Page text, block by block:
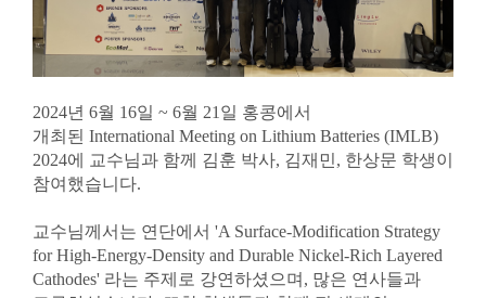
2024년 6월 16일 ~ 6월 21일 홍콩에서
개최된 International Meeting on Lithium Batteries (IMLB)
2024에 교수님과 함께 김훈 박사, 김재민, 한상문 학생이
참여했습니다.
교수님께서는 연단에서 'A Surface-Modification Strategy
for High-Energy-Density and Durable Nickel-Rich Layered
Cathodes' 라는 주제로 강연하셨으며, 많은 연사들과